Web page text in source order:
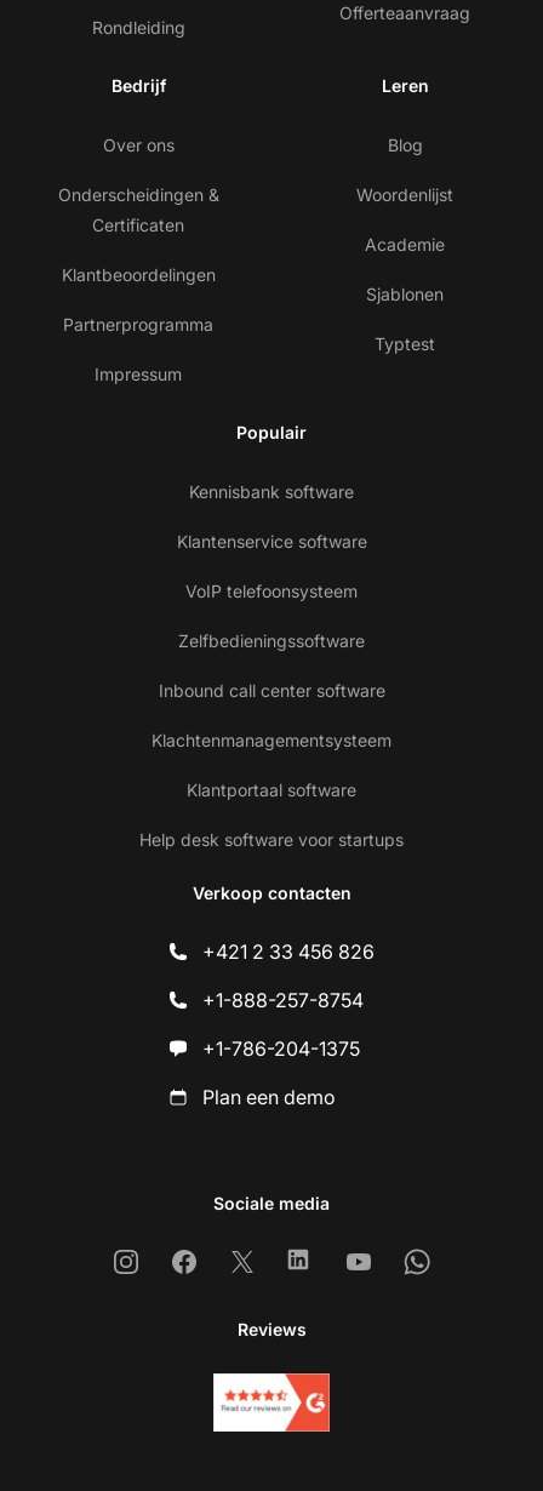
Rondleiding
Offerteaanvraag
Bedrijf
Over ons
Onderscheidingen &
Certificaten
Klantbeoordelingen
Partnerprogramma
Impressum
Leren
Blog
Woordenlijst
Academie
Sjablonen
Typtest
Populair
Kennisbank software
Klantenservice software
VoIP telefoonsysteem
Zelfbedieningssoftware
Inbound call center software
Klachtenmanagementsysteem
Klantportaal software
Help desk software voor startups
Verkoop contacten
+421 2 33 456 826
+1-888-257-8754
+1-786-204-1375
Plan een demo
Sociale media
InstagramFacebook
X LinkedinYoutubeWhatsapp
Reviews